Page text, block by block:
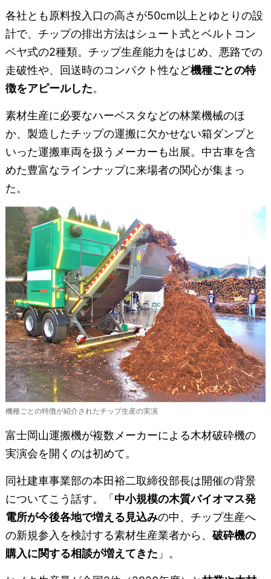
各社とも原料投入口の高さが50cm以上とゆとりの設
計で、チップの排出方法はシュート式とベルトコン
ベヤ式の2種類。チップ生産能力をはじめ、悪路での
走破性や、回送時のコンパクト性など機種ごとの特
徴をアピールした。
素材生産に必要なハーベスタなどの林業機械のほ
か、製造したチップの運搬に欠かせない箱ダンプと
いった運搬車両を扱うメーカーも出展。中古車を含
めた豊富なラインナップに来場者の関心が集まっ
た。
機種ごとの特徴が紹介されたチップ生産の実演
富士岡山運搬機が複数メーカーによる木材破砕機の
実演会を開くのは初めて。
同社建車事業部の本田裕二取締役部長は開催の背景
についてこう話す。「中小規模の木質バイオマス発
電所が今後各地で増える見込みの中、チップ生産へ
の新規参入を検討する素材生産業者から、破砕機の
購入に関する相談が増えてきた 」。